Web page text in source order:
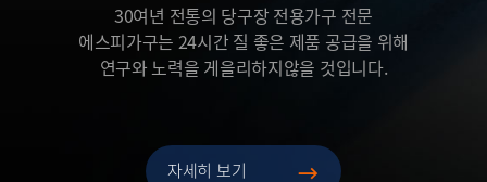
30여년 전통의 당구장 전용가구 전문
에스피가구는 24시간 질 좋은 제품 공급을 위해
연구와 노력을 게을리하지않을 것입니다.
자세히 보기